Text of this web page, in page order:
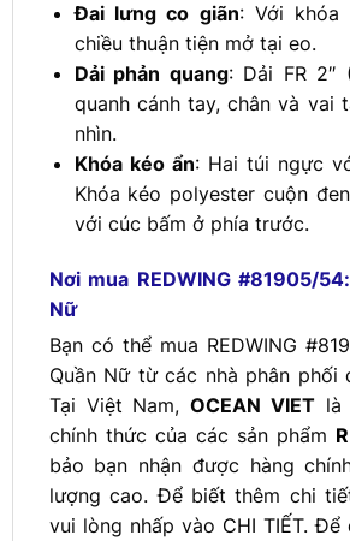
Đai lưng co giãn: Với khóa
chiều thuận tiện mở tại eo.
Dải phản quang: Dải FR 2″
quanh cánh tay, chân và vai
nhìn.
Khóa kéo ẩn: Hai túi ngực
Khóa kéo polyester cuộn
với cúc bấm ở phía trước.
Nơi mua REDWING #81905/
Nữ
Bạn có thể mua REDWING
Quần Nữ từ các nhà phân phối
Tại Việt Nam,OCEAN VIET là
chính thức của các sản phẩm
bảo bạn nhận được hàng
lượng cao. Để biết thêm chi
vui lòng nhấp vào CHI TIẾT. Để